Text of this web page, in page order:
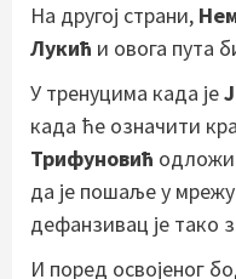
На другој страни,
Лукић и овога пута
У тренуцима када је
када ће означити
Трифуновић
да је пошаље у
дефанзивац је тако
И поред освојеног